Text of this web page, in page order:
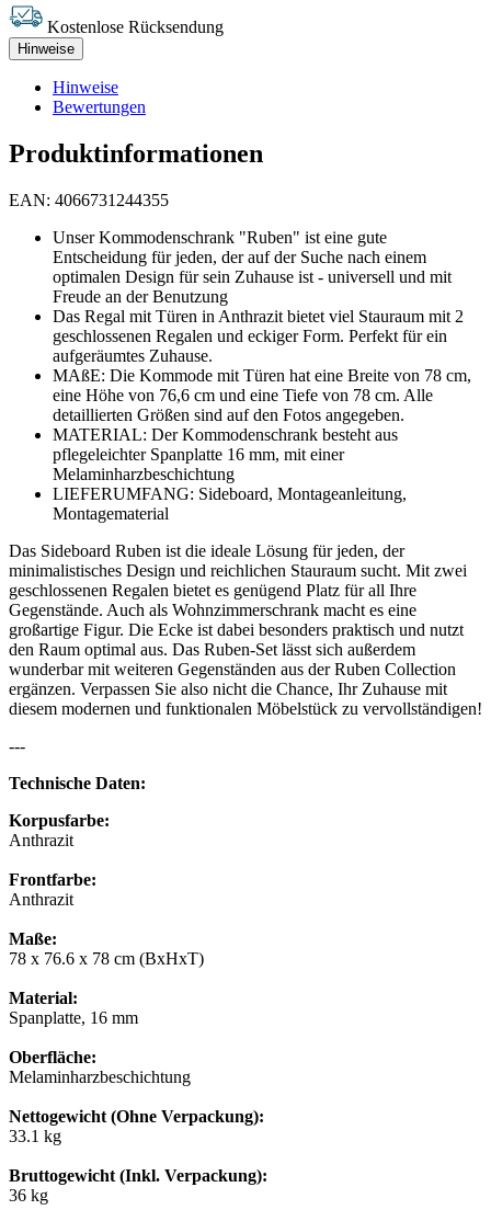
Kostenlose Rücksendung
Hinweise
Hinweise
Bewertungen
Produktinformationen
EAN: 4066731244355
Unser Kommodenschrank "Ruben" ist eine gute
Entscheidung für jeden, der auf der Suche nach einem
optimalen Design für sein Zuhause ist - universell und mit
Freude an der Benutzung
Das Regal mit Türen in Anthrazit bietet viel Stauraum mit 2
geschlossenen Regalen und eckiger Form. Perfekt für ein
aufgeräumtes Zuhause.
MAßE: Die Kommode mit Türen hat eine Breite von 78 cm,
eine Höhe von 76,6 cm und eine Tiefe von 78 cm. Alle
detaillierten Größen sind auf den Fotos angegeben.
MATERIAL: Der Kommodenschrank besteht aus
pflegeleichter Spanplatte 16 mm, mit einer
Melaminharzbeschichtung
LIEFERUMFANG: Sideboard, Montageanleitung,
Montagematerial
Das Sideboard Ruben ist die ideale Lösung für jeden, der
minimalistisches Design und reichlichen Stauraum sucht. Mit zwei
geschlossenen Regalen bietet es genügend Platz für all Ihre
Gegenstände. Auch als Wohnzimmerschrank macht es eine
großartige Figur. Die Ecke ist dabei besonders praktisch und nutzt
den Raum optimal aus. Das Ruben-Set lässt sich außerdem
wunderbar mit weiteren Gegenständen aus der Ruben Collection
ergänzen. Verpassen Sie also nicht die Chance, Ihr Zuhause mit
diesem modernen und funktionalen Möbelstück zu vervollständigen!
---
Technische Daten:
Korpusfarbe:
Anthrazit
Frontfarbe:
Anthrazit
Maße:
78 x 76.6 x 78 cm (BxHxT)
Material:
Spanplatte, 16 mm
Oberfläche:
Melaminharzbeschichtung
Nettogewicht (Ohne Verpackung):
33.1 kg
Bruttogewicht (Inkl. Verpackung):
36 kg